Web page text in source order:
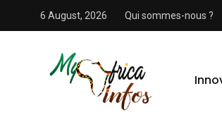
6 August, 2026 Qui sommes-nous ?